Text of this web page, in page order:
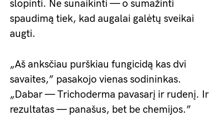
slopinti. Ne sunaikinti — o sumažinti
spaudimą tiek, kad augalai galėtų sveikai
augti.
„Aš anksčiau purškiau fungicidą kas dvi
savaites,” pasakojo vienas sodininkas.
„Dabar — Trichoderma pavasarį ir rudenį. Ir
rezultatas — panašus, bet be chemijos.”